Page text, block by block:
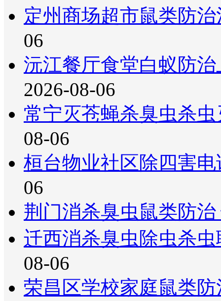
定州商场超市鼠类防
06
沅江餐厅食堂白蚁防
2026-08-06
常宁灭苍蝇杀臭虫杀
08-06
桓台物业社区除四害
06
荆门消杀臭虫鼠类防
迁西消杀臭虫除虫杀
08-06
荣昌区学校家庭鼠类